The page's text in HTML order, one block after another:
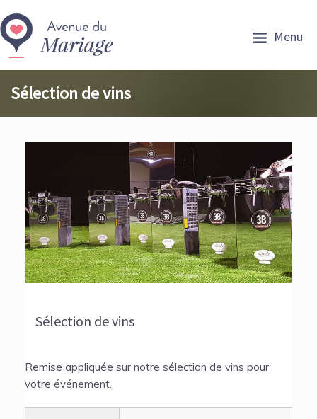
Menu
Sélection de vins
Sélection de vins
Remise appliquée sur notre sélection de vins pour
votre événement.